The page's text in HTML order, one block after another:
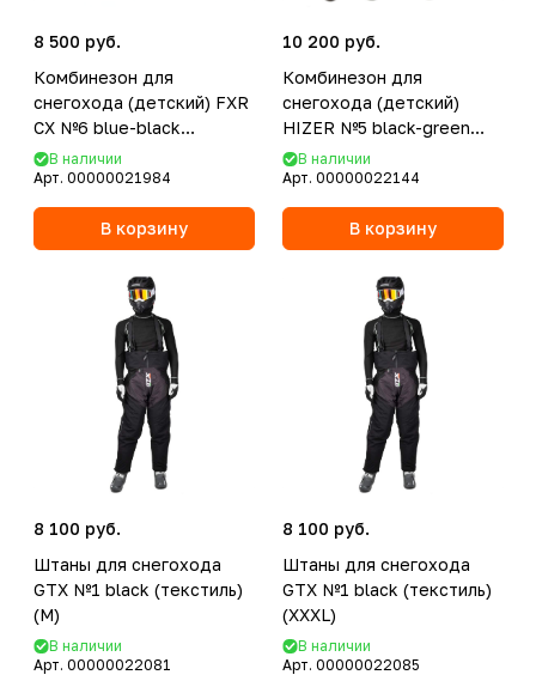
8 500 руб.
Комбинезон для
снегохода (детский) FXR
CX №6 blue-black
(текстиль) (10Y/140)
В наличии
Арт. 00000021984
В корзину
10 200 руб.
Комбинезон для
снегохода (детский)
HIZER №5 black-green
(текстиль) (14Y)
В наличии
Арт. 00000022144
В корзину
8 100 руб.
Штаны для снегохода
GTX №1 black (текстиль)
(M)
В наличии
Арт. 00000022081
8 100 руб.
Штаны для снегохода
GTX №1 black (текстиль)
(XXXL)
В наличии
Арт. 00000022085